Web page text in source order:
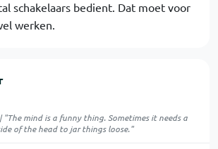
schakelaars bedient. Dat moet voor
werken.
"The mind is a funny thing. Sometimes it needs a
of the head to jar things loose."